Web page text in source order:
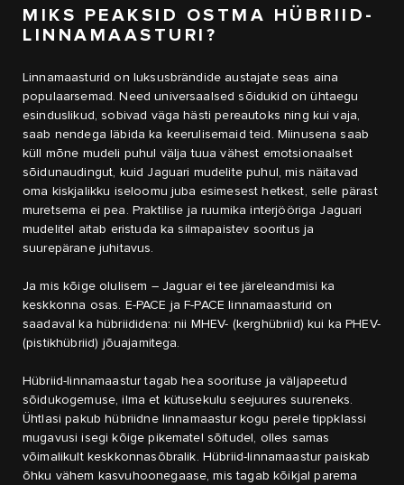
MIKS PEAKSID OSTMA HÜBRIID-
LINNAMAASTURI?
Linnamaasturid on luksusbrändide austajate seas aina
populaarsemad. Need universaalsed sõidukid on ühtaegu
esinduslikud, sobivad väga hästi pereautoks ning kui vaja,
saab nendega läbida ka keerulisemaid teid. Miinusena saab
küll mõne mudeli puhul välja tuua vähest emotsionaalset
sõidunaudingut, kuid Jaguari mudelite puhul, mis näitavad
oma kiskjalikku iseloomu juba esimesest hetkest, selle pärast
muretsema ei pea. Praktilise ja ruumika interjööriga Jaguari
mudelitel aitab eristuda ka silmapaistev sooritus ja
suurepärane juhitavus.
Ja mis kõige olulisem – Jaguar ei tee järeleandmisi ka
keskkonna osas. E-PACE ja F-PACE linnamaasturid on
saadaval ka hübriididena: nii MHEV- (kerghübriid) kui ka PHEV-
(pistikhübriid) jõuajamitega.
Hübriid-linnamaastur tagab hea soorituse ja väljapeetud
sõidukogemuse, ilma et kütusekulu seejuures suureneks.
Ühtlasi pakub hübriidne linnamaastur kogu perele tippklassi
mugavusi isegi kõige pikematel sõitudel, olles samas
võimalikult keskkonnasõbralik. Hübriid-linnamaastur paiskab
õhku vähem kasvuhoonegaase, mis tagab kõikjal parema